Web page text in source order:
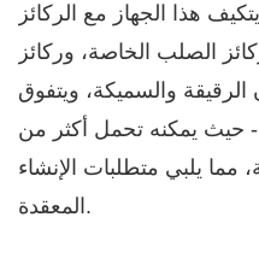
هذا الجهاز مع الركائز
الصلب الخاصة، وركائز
الرقيقة والسميكة، ويتفوق
- حيث يمكنه تحمل أكثر من
مما يلبي متطلبات الإنشاء
المعقدة.